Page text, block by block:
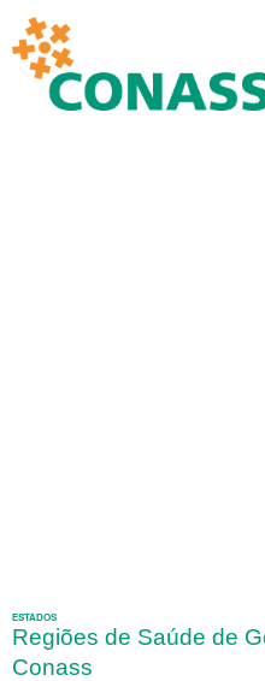
ESTADOS
Regiões de Saúde de
Conass